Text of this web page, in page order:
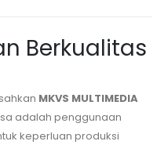
Berkualitas
MKVS MULTIMEDIA
adalah penggunaan
keperluan produksi